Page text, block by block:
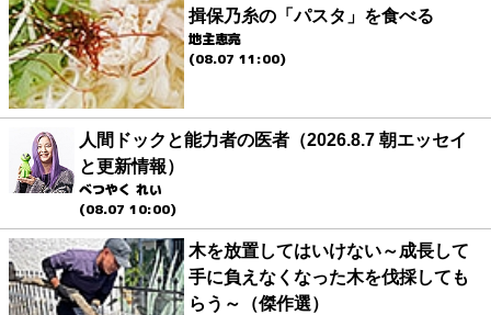
揖保乃糸の「パスタ」を食べる
地主恵亮
(08.07 11:00)
人間ドックと能力者の医者（2026.8.7 朝エッセイ
と更新情報）
べつやく れい
(08.07 10:00)
木を放置してはいけない～成長して
手に負えなくなった木を伐採しても
らう～（傑作選）